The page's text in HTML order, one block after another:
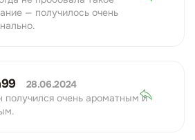
— получилось очень
28.06.2024
получился очень ароматным и